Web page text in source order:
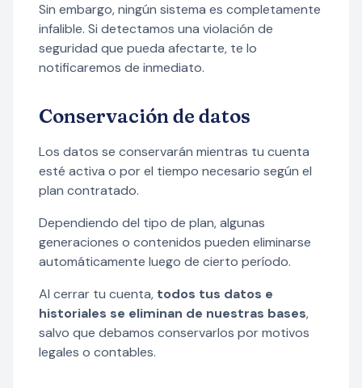
Sin embargo, ningún sistema es completamente
infalible. Si detectamos una violación de
seguridad que pueda afectarte, te lo
notificaremos de inmediato.
Conservación de datos
Los datos se conservarán mientras tu cuenta
esté activa o por el tiempo necesario según el
plan contratado.
Dependiendo del tipo de plan, algunas
generaciones o contenidos pueden eliminarse
automáticamente luego de cierto período.
Al cerrar tu cuenta, todos tus datos e
historiales se eliminan de nuestras bases,
salvo que debamos conservarlos por motivos
legales o contables.